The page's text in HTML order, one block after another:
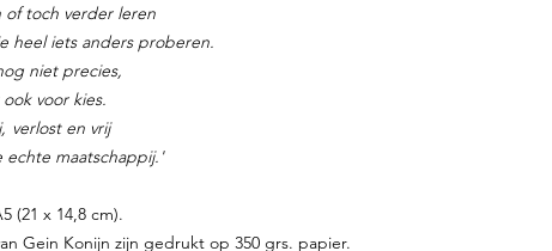
of toch verder leren
heel iets anders proberen.
niet precies,
voor kies.
verlost en vrij
echte maatschappij.'
(21 x 14,8 cm).
Gein Konijn zijn gedrukt op 350 grs. papier.